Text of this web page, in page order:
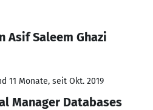
Asif Saleem Ghazi
11 Monate, seit Okt. 2019
Manager Databases